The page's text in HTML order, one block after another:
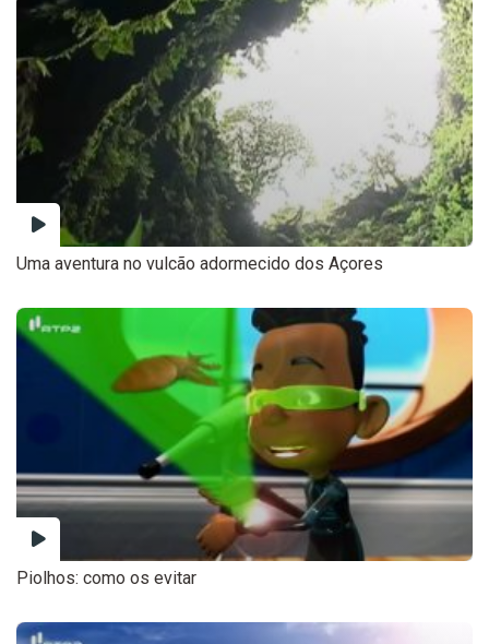
Uma aventura no vulcão adormecido dos Açores
Piolhos: como os evitar